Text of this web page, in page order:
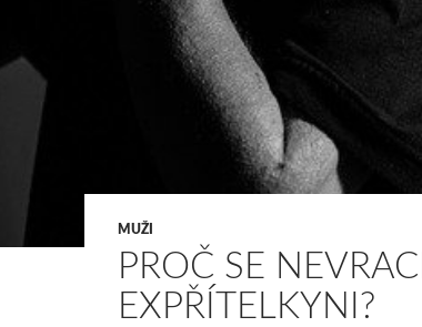
MUŽI
PROČ SE
EXPŘÍTELKYNI?